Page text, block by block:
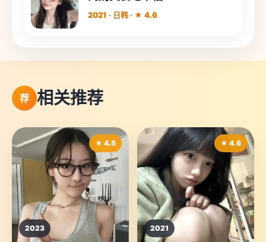
2021 · 日韩 · ★ 4.6
荐 相关推荐
★ 4.5
2023
★ 4.6
2021